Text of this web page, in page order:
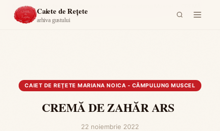
Caiete de Rețete
arhiva gustului
Acasă ›
DE ZAHĂR ARS
CAIET DE REŢETE MARIANA NOICA - CÂMPULUNG MUSCEL
CREMĂ DE ZAHĂR ARS
22 noiembrie 2022